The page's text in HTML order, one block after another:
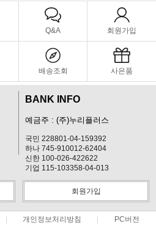
Q&A 회원가입
배송조회 사은품
BANK INFO
예금주 : (주)누리플러스
국민 228801-04-159392
하나 745-910012-62404
신한 100-026-422622
기업 115-103358-04-013
회원가입
개인정보처리방침 PC버전